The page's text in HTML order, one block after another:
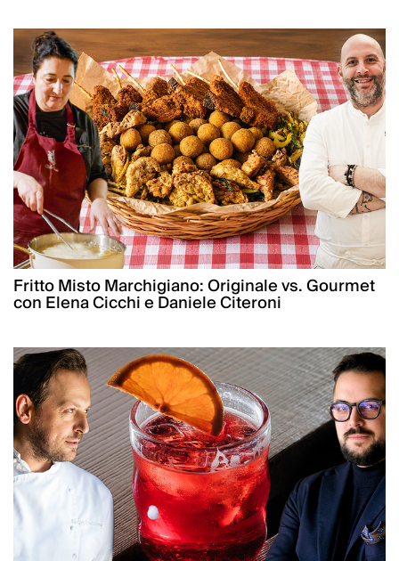
Fritto Misto Marchigiano: Originale vs. Gourmet
con Elena Cicchi e Daniele Citeroni